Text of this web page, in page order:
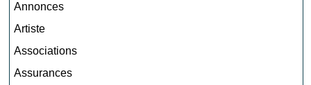
Annonces
Artiste
Associations
Assurances